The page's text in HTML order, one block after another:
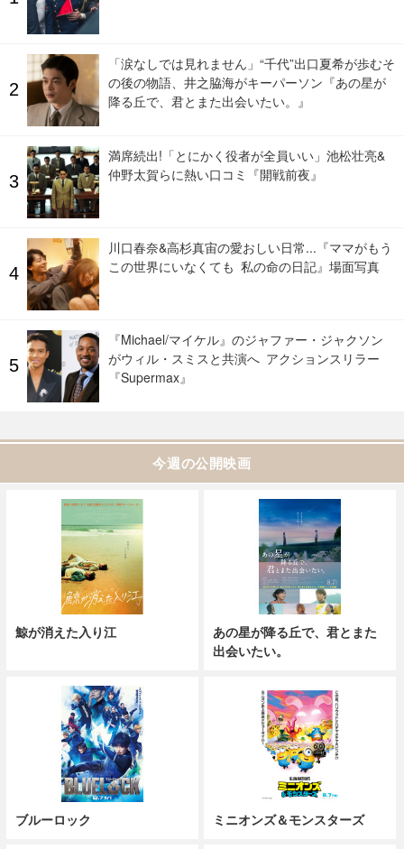
「涙なしでは見れません」“千代”出口夏希が歩むそ
の後の物語、井之脇海がキーパーソン『あの星が
降る丘で、君とまた出会いたい。』
満席続出!「とにかく役者が全員いい」池松壮亮&
仲野太賀らに熱い口コミ『開戦前夜』
川口春奈&高杉真宙の愛おしい日常...『ママがもう
この世界にいなくても 私の命の日記』場面写真
『Michael/マイケル』のジャファー・ジャクソン
がウィル・スミスと共演へ アクションスリラー
『Supermax』
今週の公開映画
鯨が消えた入り江
あの星が降る丘で、君とまた
出会いたい。
ブルーロック ミニオンズ＆モンスターズ